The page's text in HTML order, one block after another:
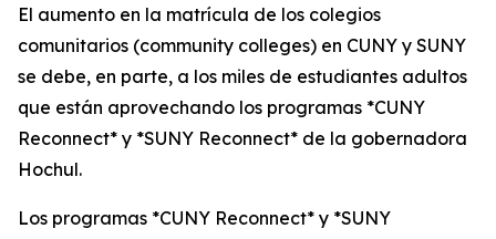
El aumento en la matrícula de los colegios
comunitarios (community colleges) en CUNY y SUNY
se debe, en parte, a los miles de estudiantes adultos
que están aprovechando los programas *CUNY
Reconnect* y *SUNY Reconnect* de la gobernadora
Hochul.
Los programas *CUNY Reconnect* y *SUNY